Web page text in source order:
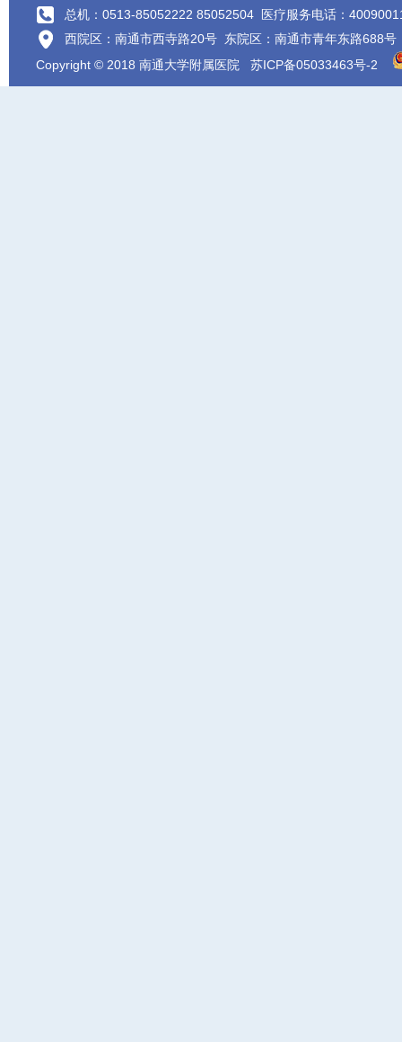
总机：0513-85052222 85052504 医疗服务电话：
西院区：南通市西寺路20号 东院区：南通市青年东路688号
Copyright © 2018 南通大学附属医院 苏ICP备05033463号-2